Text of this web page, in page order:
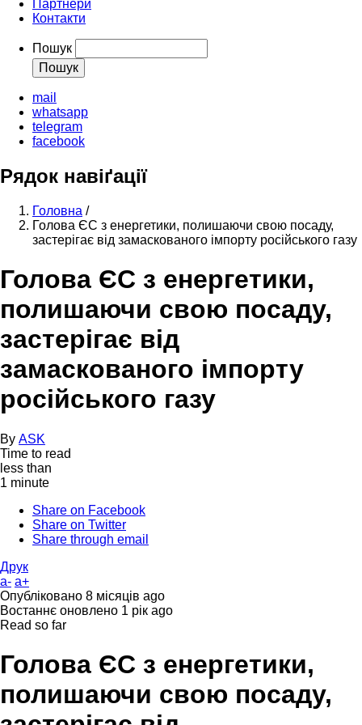
Партнери
Контакти
Пошук
mail
whatsapp
telegram
facebook
Рядок навіґації
Головна /
Голова ЄС з енергетики, полишаючи свою посаду,
застерігає від замаскованого імпорту російського газу
Голова ЄС з енергетики,
полишаючи свою посаду,
застерігає від
замаскованого імпорту
російського газу
By ASK
Time to read
less than
1 minute
Share on Facebook
Share on Twitter
Share through email
Друк
a- a+
Опубліковано 8 місяців ago
Востаннє оновлено 1 рік ago
Read so far
Голова ЄС з енергетики,
полишаючи свою посаду,